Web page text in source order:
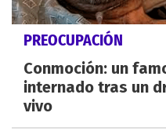
PREOCUPACIÓN
Conmoción: un
internado tras un
vivo